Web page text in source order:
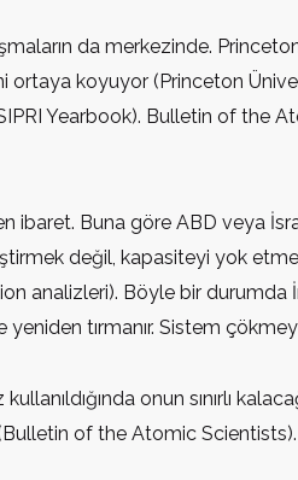
da merkezinde.
koyuyor (Princeton
Yearbook). Bulletin of the
Buna göre ABD veya
değil, kapasiteyi yok
analizleri). Böyle bir durumda
yeniden tırmanır. Sistem
onun sınırlı
of the Atomic Scientists).